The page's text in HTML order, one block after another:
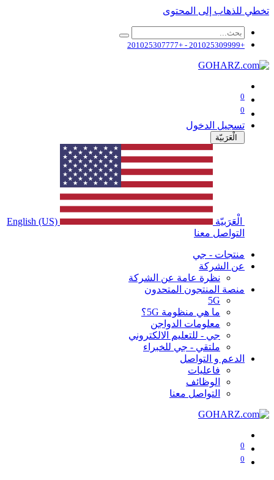
تخطي للذهاب إلى المحتوى
+201025309999 - +201025307777
0
0
تسجيل الدخول
الْعَرَبيّة
الْعَرَبيّة
English (US)
التواصل معنا
منتجات - جي
عن الشركة
نظرة عامة عن الشركة
منصة المنتجون المتحدون
5G
ما هي منظومة 5G؟
معلومات الدواجن
جي - للتعليم الالكتروني
ملتقي - جي للخبراء
الدعم و التواصل
فاعليات
الوظائف
التواصل معنا
0
0